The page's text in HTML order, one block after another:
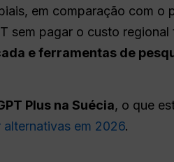
em comparação com o
sem pagar o custo regional
e ferramentas de
Plus na Suécia, o que
alternativas em 2026.